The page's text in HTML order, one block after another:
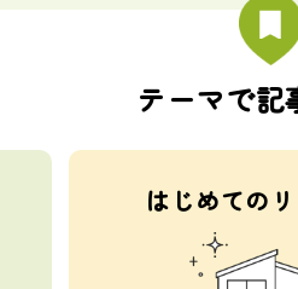
テーマで記
はじめての